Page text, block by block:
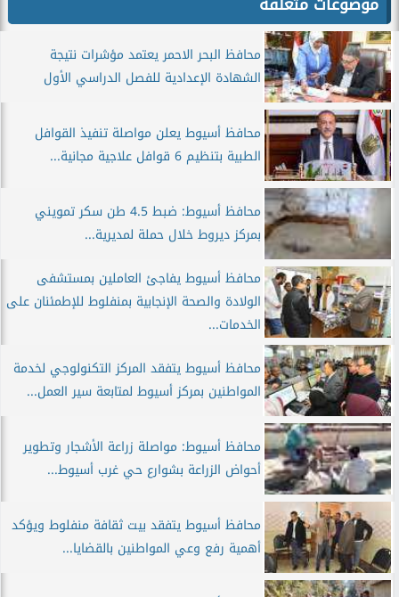
محافظ البحر الاحمر يعتمد مؤشرات نتيجة
الشهادة الإعدادية للفصل الدراسي الأول
محافظ أسيوط يعلن مواصلة تنفيذ القوافل
الطبية بتنظيم 6 قوافل علاجية مجانية...
محافظ أسيوط: ضبط 4.5 طن سكر تمويني
بمركز ديروط خلال حملة لمديرية...
محافظ أسيوط يفاجئ العاملين بمستشفى
الولادة والصحة الإنجابية بمنفلوط للإطمئنان على
الخدمات...
محافظ أسيوط يتفقد المركز التكنولوجي لخدمة
المواطنين بمركز أسيوط لمتابعة سير العمل...
محافظ أسيوط: مواصلة زراعة الأشجار وتطوير
أحواض الزراعة بشوارع حي غرب أسيوط...
محافظ أسيوط يتفقد بيت ثقافة منفلوط ويؤكد
أهمية رفع وعي المواطنين بالقضايا...